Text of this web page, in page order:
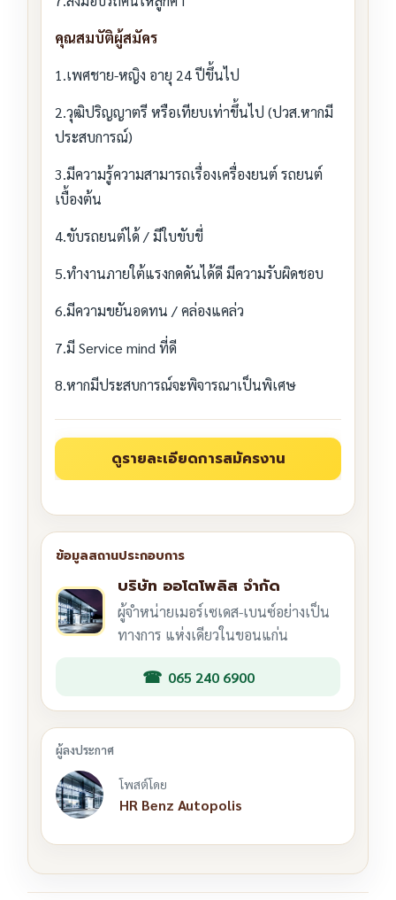
คุณสมบัติผู้สมัคร
1.เพศชาย-หญิง อายุ 24 ปีขึ้นไป
2.วุฒิปริญญาตรี หรือเทียบเท่าขึ้นไป (ปวส.หากมี
ประสบการณ์)
3.มีความรู้ความสามารถเรื่องเครื่องยนต์ รถยนต์
เบื้องต้น
4.ขับรถยนต์ได้ / มีใบขับขี่
5.ทำงานภายใต้แรงกดดันได้ดี มีความรับผิดชอบ
6.มีความขยันอดทน / คล่องแคล่ว
7.มี Service mind ที่ดี
8.หากมีประสบการณ์จะพิจารณาเป็นพิเศษ
บริษัท ออโตโพลิส จำกัด
ผู้จำหน่ายเมอร์เซเดส-เบนซ์อย่างเป็น
ทางการ แห่งเดียวในขอนแก่น
065 240 6900
โพสต์โดย
HR Benz Autopolis